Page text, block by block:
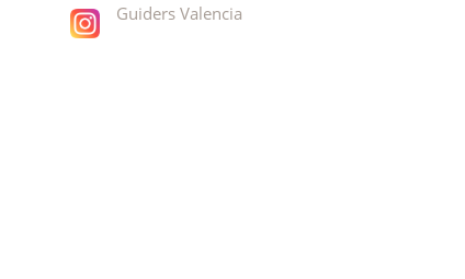
Guiders Valencia